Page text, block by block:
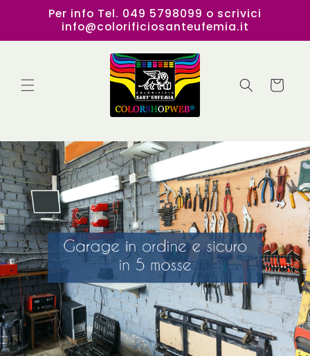
direttamente
ai contenuti
Per info Tel. 049 5798099 o scrivici
info@colorificiosanteufemia.it
Carrello